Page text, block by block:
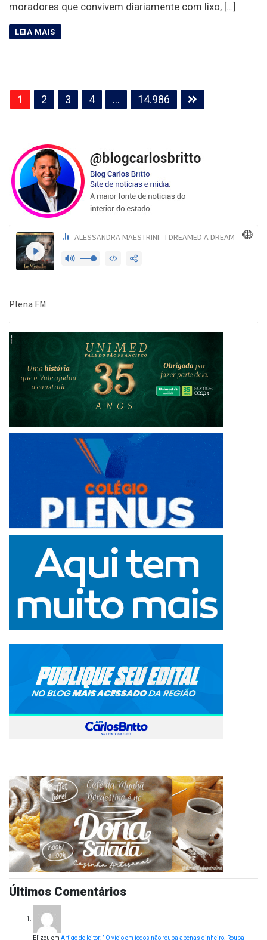
moradores que convivem diariamente com lixo, […]
Paginação
de
1 2 3 4 … 14.986
Últimos Comentários
Elizeu em Artigo do leitor: ” O vício em jogos não rouba apenas dinheiro. Rouba